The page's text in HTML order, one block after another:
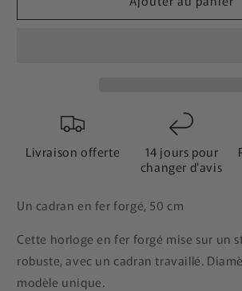
Livraison offerte
14 jours pour
changer d'avis
Un cadran en fer forgé, 50 cm
Cette horloge en fer forgé mise sur un
robuste, avec un cadran travaillé.
modèle unique.